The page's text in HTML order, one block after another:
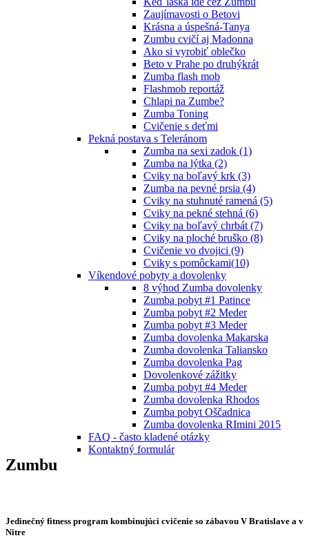
Zaujímavosti o Betovi
Krásna a úspešná-Tanya
Zumbu cvičí aj Madonna
Ako si vyrobiť oblečko
Beto v Prahe po druhýkrát
Zumba flash mob
Flashmob reportáž
Chlapi na Zumbe?
Zumba Toning
Cvičenie s deťmi
Pekná postava s Teleránom
Zumba na sexi zadok (1)
Zumba na lýtka (2)
Cviky na boľavý krk (3)
Zumba na pevné prsia (4)
Cviky na stuhnuté ramená (5)
Cviky na pekné stehná (6)
Cviky na boľavý chrbát (7)
Cviky na ploché bruško (8)
Cvičenie vo dvojici (9)
Cviky s pomôckami(10)
Víkendové pobyty a dovolenky
8 výhod Zumba dovolenky
Zumba pobyt #1 Patince
Zumba pobyt #2 Meder
Zumba pobyt #3 Meder
Zumba dovolenka Makarska
Zumba dovolenka Taliansko
Zumba dovolenka Pag
Dovolenkové zážitky
Zumba pobyt #4 Meder
Zumba dovolenka Rhodos
Zumba pobyt Oščadnica
Zumba dovolenka RImini 2015
FAQ - často kladené otázky
Kontaktný formulár
Zumbu
Jedinečný fitness program kombinujúci cvičenie so zábavou V Bratislave a v
Nitre